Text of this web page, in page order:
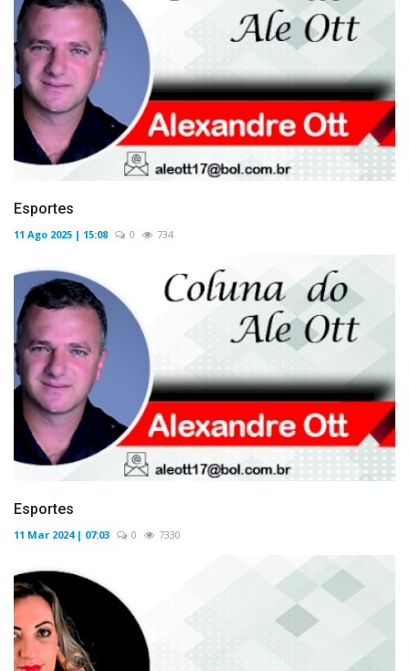
Esportes
11 Ago 2025 | 15:08 0 734
Esportes
11 Mar 2024 | 07:03 0 7330